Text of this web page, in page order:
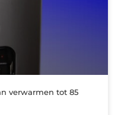
verwarmen tot 85